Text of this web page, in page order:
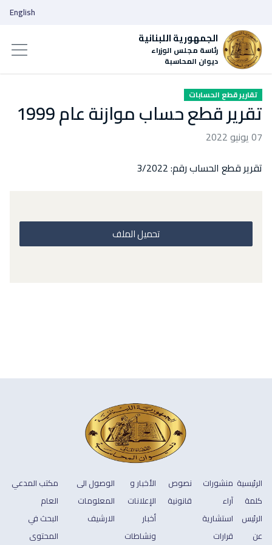
الجمهورية اللبنانية
رئاسة مجلس الوزراء
ديوان المحاسبة
English
تقارير قطع الحسابات
تقرير قطع حساب موازنة عام 1999
07 يونيو 2022
تقرير قطع الحساب رقم: 3/2022
تحميل الملف
الرئيسية
كلمة
الرئيس
عن
منشورات
آراء
استشارية
قرارات
نصوص
قانونية
الأخبار و
الإعلانات
أخبار
ونشاطات
الوصول الى
المعلومات
الارشيف
مكتب المدعي
العام
البحث في
المحتوى